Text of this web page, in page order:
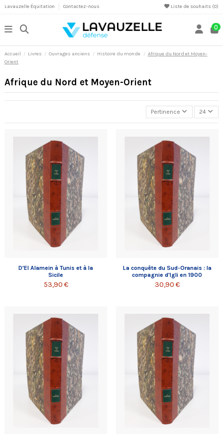
Lavauzelle Équitation Contactez-nous Liste de souhaits (0)
0
Accueil Livres Ouvrages anciens Histoire du monde
Afrique du Nord et Moyen-
Orient
Afrique du Nord et Moyen-Orient
Pertinence 24
D'El Alamein à Tunis et à la
Sicile
53,90 €
La conquête du Sud-Oranais : la
compagnie d'Igli en 1900
30,90 €